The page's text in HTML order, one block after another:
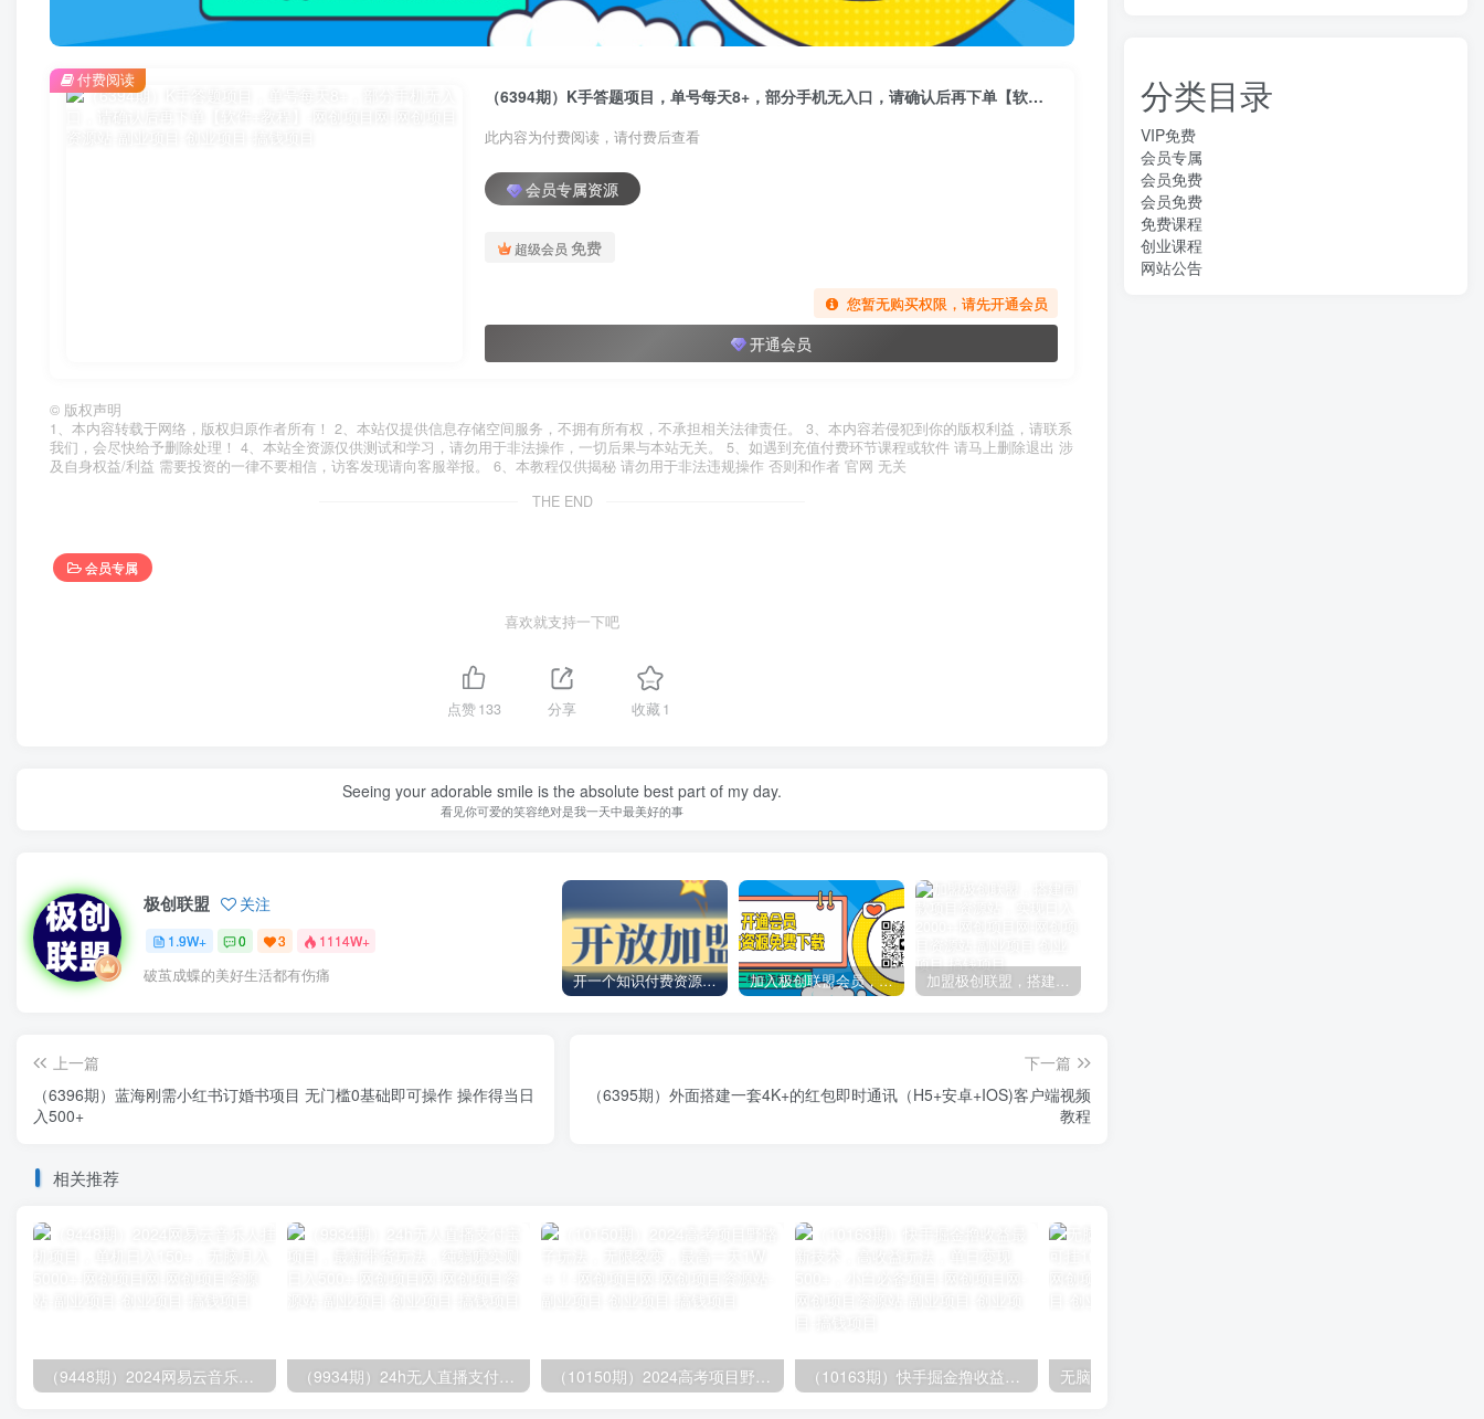
（6394期）K手答题项目，单号每天8+，部分手机无入口，请确认后再下单【软件+教程】
此内容为付费阅读，请付费后查看
会员专属资源
超级会员 免费
您暂无购买权限，请先开通会员
开通会员
付费阅读
© 版权声明
1、本内容转载于网络，版权归原作者所有！ 2、本站仅提供信息存储空间服务，不拥有所有权，不承担相关法律责任。 3、本内容若侵犯到你的版权利益，请联系
我们，会尽快给予删除处理！ 4、本站全资源仅供测试和学习，请勿用于非法操作，一切后果与本站无关。 5、如遇到充值付费环节课程或软件 请马上删除退出 涉
及自身权益/利益 需要投资的一律不要相信，访客发现请向客服举报。 6、本教程仅供揭秘 请勿用于非法违规操作 否则和作者 官网 无关
THE END
会员专属
喜欢就支持一下吧
点赞133 分享 收藏1
Seeing your adorable smile is the absolute best part of my day.
看见你可爱的笑容绝对是我一天中最美好的事
极创联盟 关注
1.9W+ 0 3 1114W+
破茧成蝶的美好生活都有伤痛 开一个知识付费资源网站，小白也能日入1000+ 加入极创联盟会员，全站资源免费学习。 加盟极创联盟，搭建同款项目资源站，实现日入2000+
上一篇
（6396期）蓝海刚需小红书订婚书项目 无门槛0基础即可操作 操作得当日
入500+
下一篇
（6395期）外面搭建一套4K+的红包即时通讯（H5+安卓+IOS)客户端视频
教程
相关推荐
分类目录
VIP免费
会员专属
会员免费
会员免费
免费课程
创业课程
网站公告